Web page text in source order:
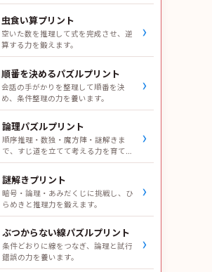
虫食い算プリント
空いた数を推理して式を完成させ、逆
算する力を鍛えます。
›
順番を決めるパズルプリント
会話の手がかりを整理して順番を決
め、条件整理の力を養います。
›
論理パズルプリント
順序推理・数独・魔方陣・謎解きま
で、すじ道を立てて考える力を育てま
す。
›
謎解きプリント
暗号・論理・あみだくじに挑戦し、ひ
らめきと推理力を鍛えます。
›
ぶつからない線パズルプリント
条件どおりに線をつなぎ、論理と試行
錯誤の力を養います。
›